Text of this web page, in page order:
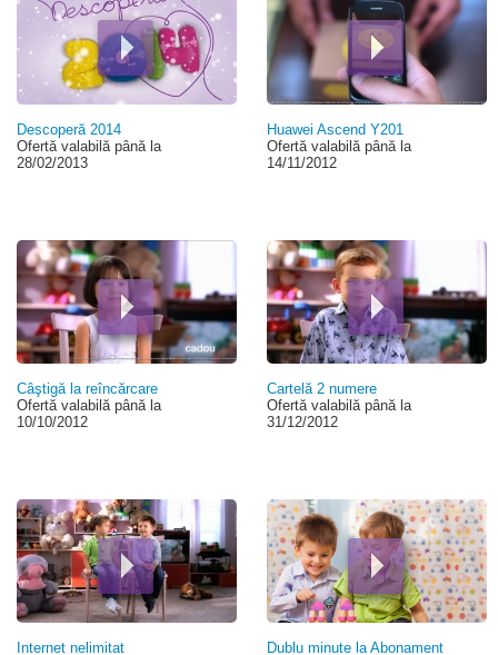
Descoperă 2014
Ofertă valabilă până la
28/02/2013
Huawei Ascend Y201
Ofertă valabilă până la
14/11/2012
Câştigă la reîncărcare
Ofertă valabilă până la
10/10/2012
Cartelă 2 numere
Ofertă valabilă până la
31/12/2012
Internet nelimitat
Dublu minute la Abonament